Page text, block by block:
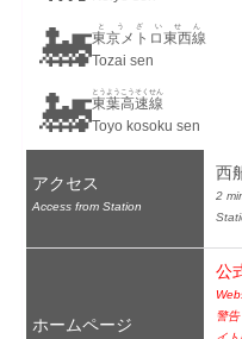
🚂東京メトロ東西線
とうざいせん
Tozai sen
🚂東葉高速線
とうようこうそくせん
Toyo kosoku sen
アクセス
Access from Station
西
2
ホームページ
公
警